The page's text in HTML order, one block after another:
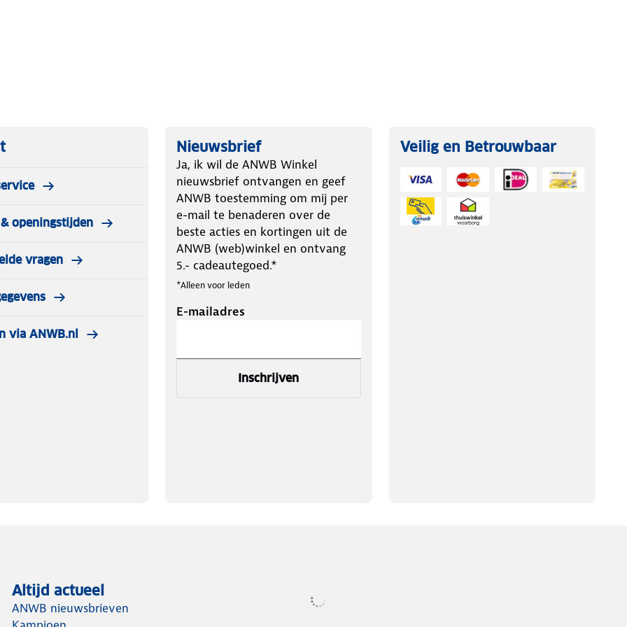
Het compacte, draadloze
dat je hem overal kunt gebruiken
openingstijden
vragen
via ANWB.nl
Nieuwsbrief
Ja, ik wil de ANWB Winkel
nieuwsbrief ontvangen en geef
ANWB toestemming om mij per
e-mail te benaderen over de
beste acties en kortingen uit de
ANWB (web)winkel en ontvang
5.- cadeautegoed.*
*Alleen voor leden
E-mailadres
Inschrijven
Veilig en Betrouwbaar
Altijd actueel
ANWB nieuwsbrieven